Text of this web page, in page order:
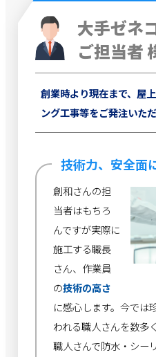
大手ゼネ
ご担当者
創業時より現在まで、屋
ング工事等をご発注いた
技術力、安全面
創和さんの担
当者はもちろ
んですが実際に
施工する職長
さん、作業員
の技術の高さ
に感心します。今では
われる職人さんを数多
職人さんで防水・シー